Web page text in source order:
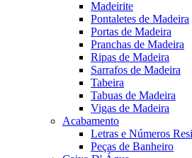
Madeirite
Pontaletes de Madeira
Portas de Madeira
Pranchas de Madeira
Ripas de Madeira
Sarrafos de Madeira
Tabeira
Tabuas de Madeira
Vigas de Madeira
Acabamento
Letras e Números
Peças de Banheiro